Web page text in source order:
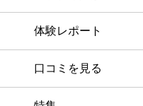
体験レポート
口コミを見る